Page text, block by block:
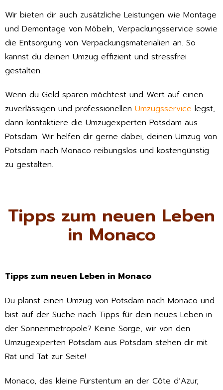
Wir bieten dir auch zusätzliche Leistungen wie Montage
und Demontage von Möbeln, Verpackungsservice sowie
die Entsorgung von Verpackungsmaterialien an. So
kannst du deinen Umzug effizient und stressfrei
gestalten.
Wenn du Geld sparen möchtest und Wert auf einen
zuverlässigen und professionellen Umzugsservice legst,
dann kontaktiere die Umzugexperten Potsdam aus
Potsdam. Wir helfen dir gerne dabei, deinen Umzug von
Potsdam nach Monaco reibungslos und kostengünstig
zu gestalten.
Tipps zum neuen Leben
in Monaco
Tipps zum neuen Leben in Monaco
Du planst einen Umzug von Potsdam nach Monaco und
bist auf der Suche nach Tipps für dein neues Leben in
der Sonnenmetropole? Keine Sorge, wir von den
Umzugexperten Potsdam aus Potsdam stehen dir mit
Rat und Tat zur Seite!
Monaco, das kleine Fürstentum an der Côte d’Azur,